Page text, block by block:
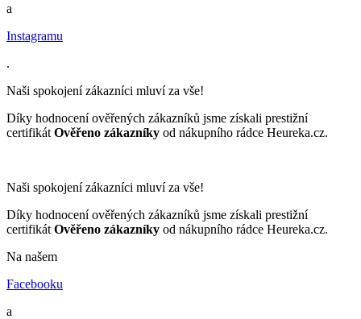
a
Instagramu
.
Naši spokojení zákazníci mluví za vše!
Díky hodnocení ověřených zákazníků jsme získali prestižní
certifikát Ověřeno zákazníky od nákupního rádce Heureka.cz.
Naši spokojení zákazníci mluví za vše!
Díky hodnocení ověřených zákazníků jsme získali prestižní
certifikát Ověřeno zákazníky od nákupního rádce Heureka.cz.
Na našem
Facebooku
a